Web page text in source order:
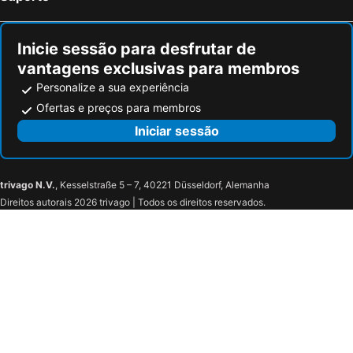
Inicie sessão para desfrutar de
vantagens exclusivas para membros
Personalize a sua experiência
Ofertas e preços para membros
Iniciar sessão
trivago N.V., Kesselstraße 5 – 7, 40221 Düsseldorf, Alemanha
Direitos autorais 2026 trivago | Todos os direitos reservados.